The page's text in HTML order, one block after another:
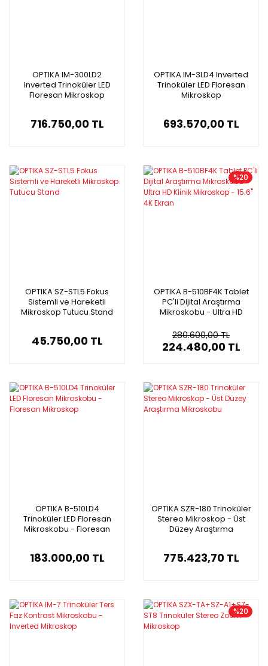
OPTIKA IM-300LD2
Inverted Trinoküler LED
Floresan Mikroskop
716.750,00 TL
OPTIKA IM-3LD4 Inverted
Trinoküler LED Floresan
Mikroskop
693.570,00 TL
OPTIKA SZ-STL5 Fokus
Sistemli ve Hareketli
Mikroskop Tutucu Stand
45.750,00 TL
%20
OPTIKA B-510BF4K Tablet
PC'li Dijital Araştırma
Mikroskobu - Ultra HD
Ekran
280.600,00 TL
224.480,00 TL
OPTIKA B-510LD4
Trinoküler LED Floresan
Mikroskobu - Floresan
183.000,00 TL
OPTIKA SZR-180 Trinoküler
Stereo Mikroskop - Üst
Düzey Araştırma
775.423,70 TL
%20